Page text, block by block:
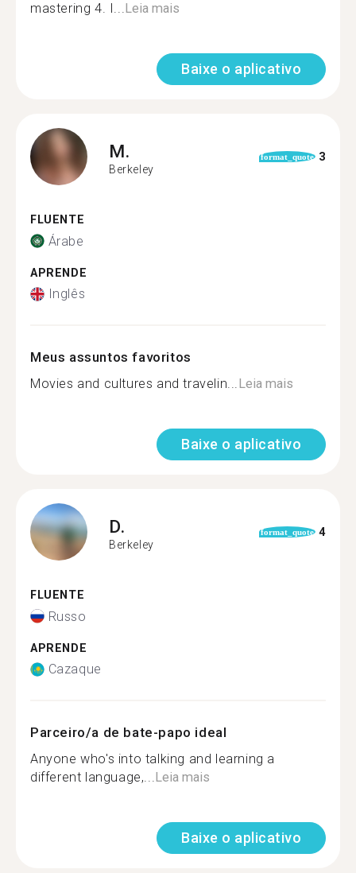
mastering 4. I...Leia mais
Baixe o aplicativo
M.
Berkeley
format_quote 3
FLUENTE
Árabe
APRENDE
Inglês
Meus assuntos favoritos
Movies and cultures and travelin...Leia mais
Baixe o aplicativo
D.
Berkeley
format_quote 4
FLUENTE
Russo
APRENDE
Cazaque
Parceiro/a de bate-papo ideal
Anyone who's into talking and learning a
different language,...Leia mais
Baixe o aplicativo